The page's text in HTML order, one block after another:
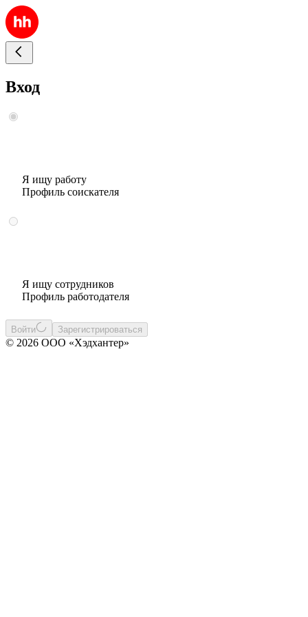
Вход
Я ищу работу
Профиль соискателя
Я ищу сотрудников
Профиль работодателя
Войти Зарегистрироваться
© 2026 ООО «Хэдхантер»